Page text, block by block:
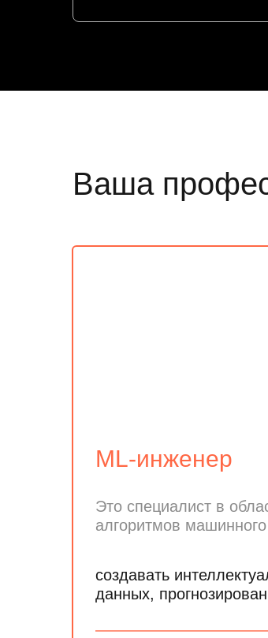
Ваша
ML-инженер
Это специалист в
алгоритмов
создавать
данных,